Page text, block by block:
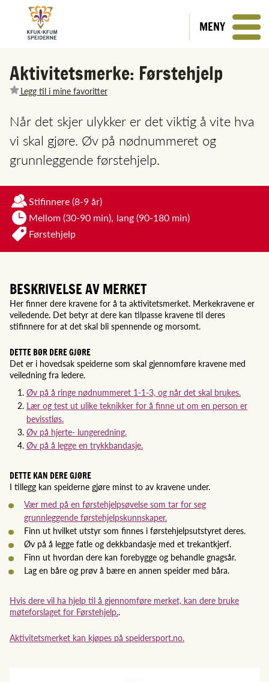
MENY
Aktivitetsmerke: Førstehjelp
Legg til i mine favoritter
Når det skjer ulykker er det viktig å vite hva
vi skal gjøre. Øv på nødnummeret og
grunnleggende førstehjelp.
Stifinnere(8-9 år)
Mellom (30-90 min), lang (90-180 min)
Førstehjelp
BESKRIVELSE AV MERKET
Her finner dere kravene for å ta aktivitetsmerket. Merkekravene er
veiledende. Det betyr at dere kan tilpasse kravene til deres
stifinnere for at det skal bli spennende og morsomt.
DETTE BØR DERE GJØRE
Det er i hovedsak speiderne som skal gjennomføre kravene med
veiledning fra ledere.
Øv på å ringe nødnummeret 1-1-3, og når det skal brukes.
Lær og test ut ulike teknikker for å finne ut om en person er
bevisstløs.
Øv på hjerte- lungeredning.
Øv på å legge en trykkbandasje.
DETTE KAN DERE GJØRE
I tillegg kan speiderne gjøre minst to av kravene under.
Vær med på en førstehjelpsøvelse som tar for seg
grunnleggende førstehjelpskunnskaper.
Finn ut hvilket utstyr som finnes i førstehjelpsutstyret deres.
Øv på å legge fatle og dekkbandasje med et trekantkjerf.
Finn ut hvordan dere kan forebygge og behandle gnagsår.
Lag en båre og prøv å bære en annen speider med båra.
Hvis dere vil ha hjelp til å gjennomføre merket, kan dere bruke
møteforslaget for Førstehjelp..
Aktivitetsmerket kan kjøpes på speidersport.no.